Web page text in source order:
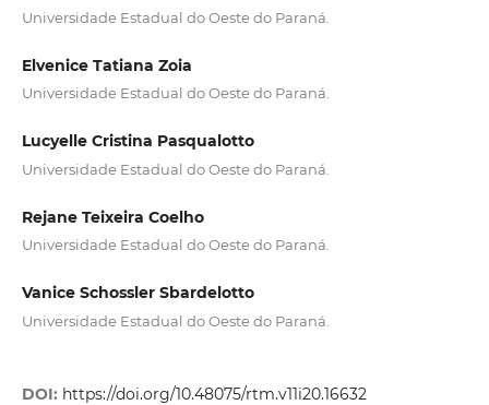
Universidade Estadual do Oeste do Paraná.
Elvenice Tatiana Zoia
Universidade Estadual do Oeste do Paraná.
Lucyelle Cristina Pasqualotto
Universidade Estadual do Oeste do Paraná.
Rejane Teixeira Coelho
Universidade Estadual do Oeste do Paraná.
Vanice Schossler Sbardelotto
Universidade Estadual do Oeste do Paraná.
DOI: https://doi.org/10.48075/rtm.v11i20.16632